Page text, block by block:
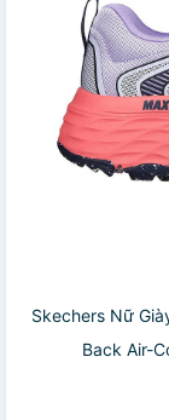
Skechers Nữ
Back Air-